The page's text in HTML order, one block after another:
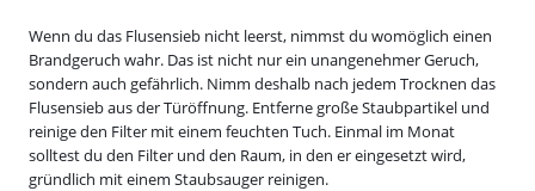
Wenn du das Flusensieb nicht leerst, nimmst du womöglich einen
Brandgeruch wahr. Das ist nicht nur ein unangenehmer Geruch,
sondern auch gefährlich. Nimm deshalb nach jedem Trocknen das
Flusensieb aus der Türöffnung. Entferne große Staubpartikel und
reinige den Filter mit einem feuchten Tuch. Einmal im Monat
solltest du den Filter und den Raum, in den er eingesetzt wird,
gründlich mit einem Staubsauger reinigen.